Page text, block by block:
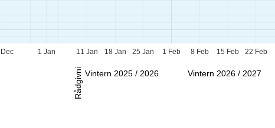
Rådgivning
1 Jan 1 Feb
11 Jan 18 Jan 25 Jan 8 Feb 15 Feb 22 Feb
Vintern 2025 / 2026 Vintern 2026 / 2027